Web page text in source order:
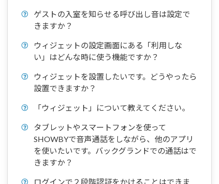
ゲストの入室を知らせる呼び出し音は設定で
きますか？
ウィジェットの設定画面にある「利用しな
い」はどんな時に使う機能ですか？
ウィジェットを設置したいです。どうやったら
設置できますか？
「ウィジェット」について教えてください。
タブレットやスマートフォンを使って
SHOWBYで音声通話をしながら、他のアプリ
を使いたいです。バックグランドでの通話はで
きますか？
ログインで２段階認証をかけることはできま